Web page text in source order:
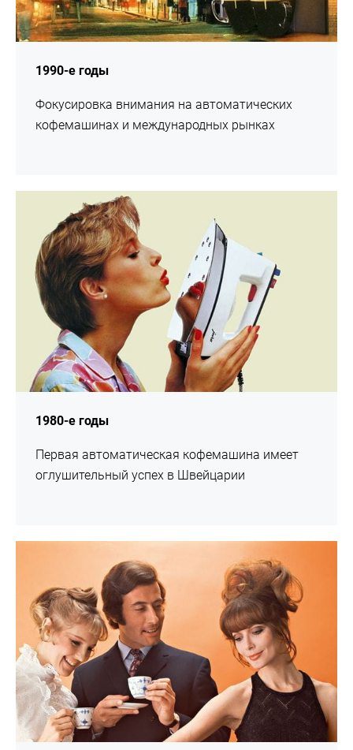
1990-е годы
Фокусировка внимания на автоматических
кофемашинах и международных рынках
1980-е годы
Первая автоматическая кофемашина имеет
оглушительный успех в Швейцарии